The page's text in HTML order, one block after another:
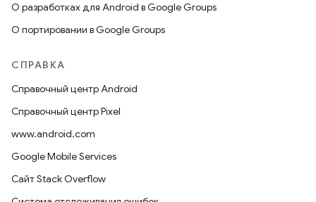
О разработках для Android в Google Groups
О портировании в Google Groups
СПРАВКА
Справочный центр Android
Справочный центр Pixel
www.android.com
Google Mobile Services
Сайт Stack Overflow